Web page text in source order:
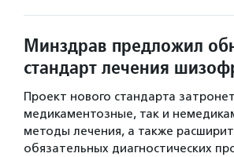
Минздрав предложил
стандарт лечения
Проект нового стандарта
медикаментозные, так и
методы лечения, а также
обязательных диагностических